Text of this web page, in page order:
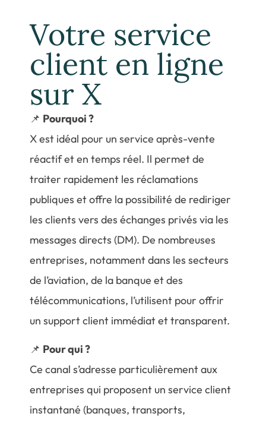
Votre service
client en ligne
sur X
📌 Pourquoi ?
X est idéal pour un service après-vente
réactif et en temps réel. Il permet de
traiter rapidement les réclamations
publiques et offre la possibilité de rediriger
les clients vers des échanges privés via les
messages directs (DM). De nombreuses
entreprises, notamment dans les secteurs
de l’aviation, de la banque et des
télécommunications, l’utilisent pour offrir
un support client immédiat et transparent.
📌 Pour qui ?
Ce canal s’adresse particulièrement aux
entreprises qui proposent un service client
instantané (banques, transports,